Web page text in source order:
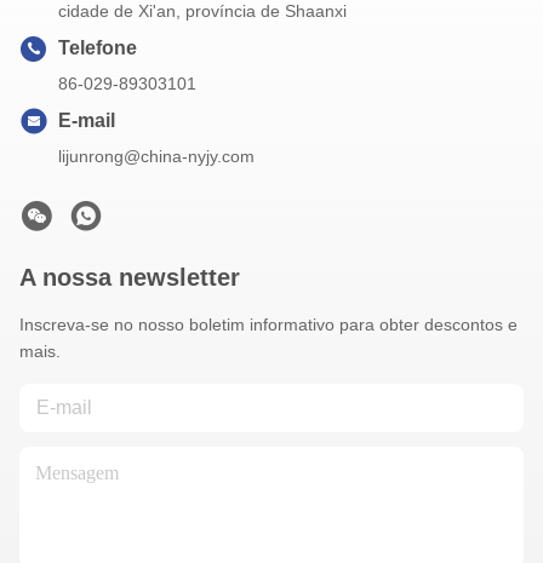
cidade de Xi'an, província de Shaanxi
Telefone
86-029-89303101
E-mail
lijunrong@china-nyjy.com
A nossa newsletter
Inscreva-se no nosso boletim informativo para obter descontos e
mais.